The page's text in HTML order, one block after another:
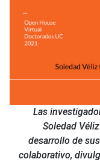
Las
Soledad
desarrollo de
colaborativo,